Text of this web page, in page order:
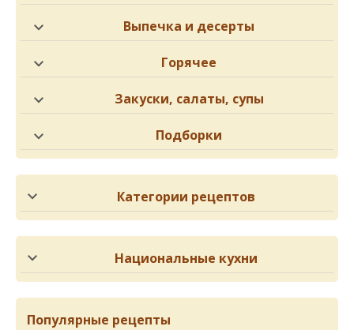
Выпечка и десерты
Горячее
Закуски, салаты, супы
Подборки
Категории рецептов
Национальные кухни
Популярные рецепты